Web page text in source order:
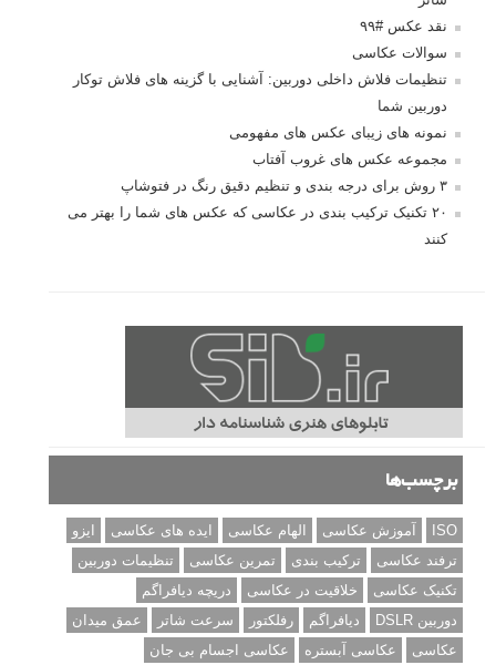
نقد عکس #۹۹
سوالات عکاسی
تنظیمات فلاش داخلی دوربین: آشنایی با گزینه های فلاش توکار
دوربین شما
نمونه های زیبای عکس های مفهومی
مجموعه عکس های غروب آفتاب
۳ روش برای درجه بندی و تنظیم دقیق رنگ در فتوشاپ
۲۰ تکنیک ترکیب بندی در عکاسی که عکس های شما را بهتر می
کنند
برچسب‌ها
ISO آموزش عکاسی الهام عکاسی ایده های عکاسی
ایزو
ترفند عکاسی
ترکیب بندی تمرین عکاسی
تنظیمات دوربین
تکنیک عکاسی
خلاقیت در عکاسی
دریچه دیافراگم
دوربین DSLR
دیافراگم رفلکتور سرعت شاتر
عمق میدان
عکاسی
عکاسی آبستره
عکاسی اجسام بی جان